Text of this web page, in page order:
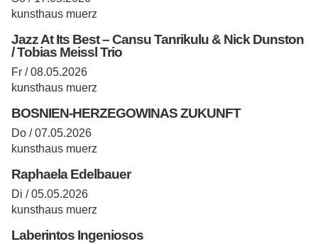
kunsthaus muerz
Jazz At Its Best – Cansu Tanrikulu & Nick Dunston
/ Tobias Meissl Trio
Fr / 08.05.2026
kunsthaus muerz
BOSNIEN-HERZEGOWINAS ZUKUNFT
Do / 07.05.2026
kunsthaus muerz
Raphaela Edelbauer
Di / 05.05.2026
kunsthaus muerz
Laberintos Ingeniosos